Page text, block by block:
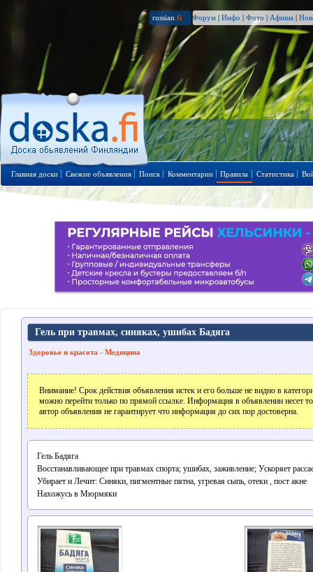
russian .fi Форум | Инфо | Фото | Афиша |
Главная доски Свежие объявления Поиск Комментарии Правила Статистика
Гель при травмах, синяках, ушибах Бaдяга
Здоровье и красота - Медицина
Внимание! Срок действия объявления истек и его больше не видно в
можно перейти только по прямой ссылке. Информация в объявлении несет
автор объявления не гарантирует что информация до сих пор достоверна.
Гель Бадяга
Восстанавливающее при травмах спорта; ушибах, заживление; Ускоряет
Убирает и Лечит: Синяки, пигментные пятна, угревая сыпь, отеки , пост акне
Нахожусь в Мюрмяки